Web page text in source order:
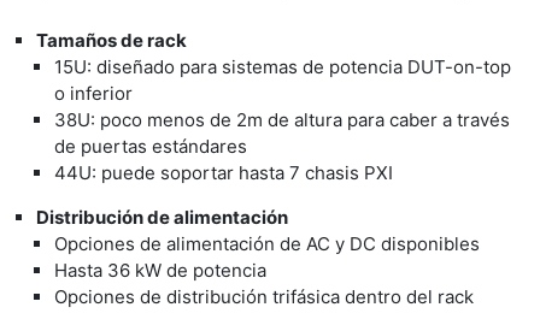
Tamaños de rack
15U: diseñado para sistemas de potencia DUT-on-top
o inferior
38U: poco menos de 2m de altura para caber a través
de puertas estándares
44U: puede soportar hasta 7 chasis PXI
Distribución de alimentación
Opciones de alimentación de AC y DC disponibles
Hasta 36 kW de potencia
Opciones de distribución trifásica dentro del rack